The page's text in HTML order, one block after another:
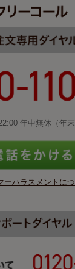
年中無休（年末
ーハラスメントに